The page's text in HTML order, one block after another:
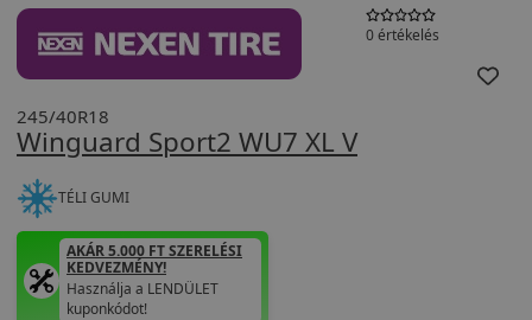
0 értékelés
Winguard Sport2 WU7 XL V
245/40R18
TÉLI GUMI
AKÁR 5.000 FT SZERELÉSI
KEDVEZMÉNY!
Használja a LENDÜLET
kuponkódot!